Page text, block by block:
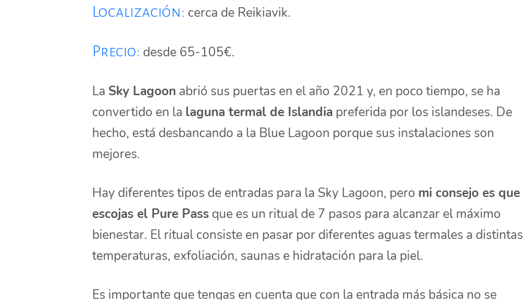
Localización: cerca de Reikiavik.
Precio: desde 65-105€.
La Sky Lagoon abrió sus puertas en el año 2021 y, en poco tiempo, se ha
convertido en la laguna termal de Islandia preferida por los islandeses. De
hecho, está desbancando a la Blue Lagoon porque sus instalaciones son
mejores.
Hay diferentes tipos de entradas para la Sky Lagoon, pero mi consejo es que
escojas el Pure Pass que es un ritual de 7 pasos para alcanzar el máximo
bienestar. El ritual consiste en pasar por diferentes aguas termales a distintas
temperaturas, exfoliación, saunas e hidratación para la piel.
Es importante que tengas en cuenta que con la entrada más básica no se